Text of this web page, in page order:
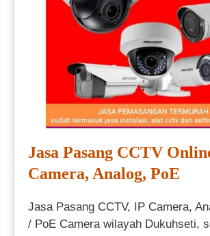
Jasa Pasang CCTV
Camera, Analog, PoE
Jasa Pasang CCTV, IP Camera,
/ PoE Camera wilayah Dukuhseti,